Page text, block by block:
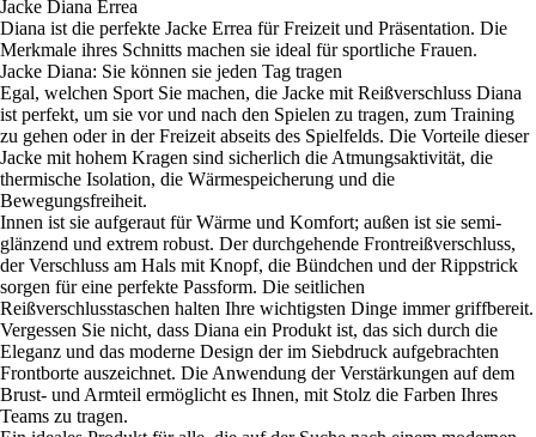
Jacke Diana Errea
Diana ist die perfekte Jacke Errea für Freizeit und Präsentation. Die
Merkmale ihres Schnitts machen sie ideal für sportliche Frauen.
Jacke Diana: Sie können sie jeden Tag tragen
Egal, welchen Sport Sie machen, die Jacke mit Reißverschluss Diana
ist perfekt, um sie vor und nach den Spielen zu tragen, zum Training
zu gehen oder in der Freizeit abseits des Spielfelds. Die Vorteile dieser
Jacke mit hohem Kragen sind sicherlich die Atmungsaktivität, die
thermische Isolation, die Wärmespeicherung und die
Bewegungsfreiheit.
Innen ist sie aufgeraut für Wärme und Komfort; außen ist sie semi-
glänzend und extrem robust. Der durchgehende Frontreißverschluss,
der Verschluss am Hals mit Knopf, die Bündchen und der Rippstrick
sorgen für eine perfekte Passform. Die seitlichen
Reißverschlusstaschen halten Ihre wichtigsten Dinge immer griffbereit.
Vergessen Sie nicht, dass Diana ein Produkt ist, das sich durch die
Eleganz und das moderne Design der im Siebdruck aufgebrachten
Frontborte auszeichnet. Die Anwendung der Verstärkungen auf dem
Brust- und Armteil ermöglicht es Ihnen, mit Stolz die Farben Ihres
Teams zu tragen.